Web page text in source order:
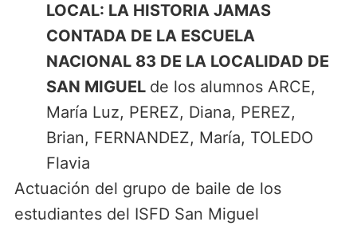
LOCAL: LA HISTORIA JAMAS
CONTADA DE LA ESCUELA
NACIONAL 83 DE LA LOCALIDAD DE
SAN MIGUEL de los alumnos ARCE,
María Luz, PEREZ, Diana, PEREZ,
Brian, FERNANDEZ, María, TOLEDO
Flavia
Actuación del grupo de baile de los
estudiantes del ISFD San Miguel